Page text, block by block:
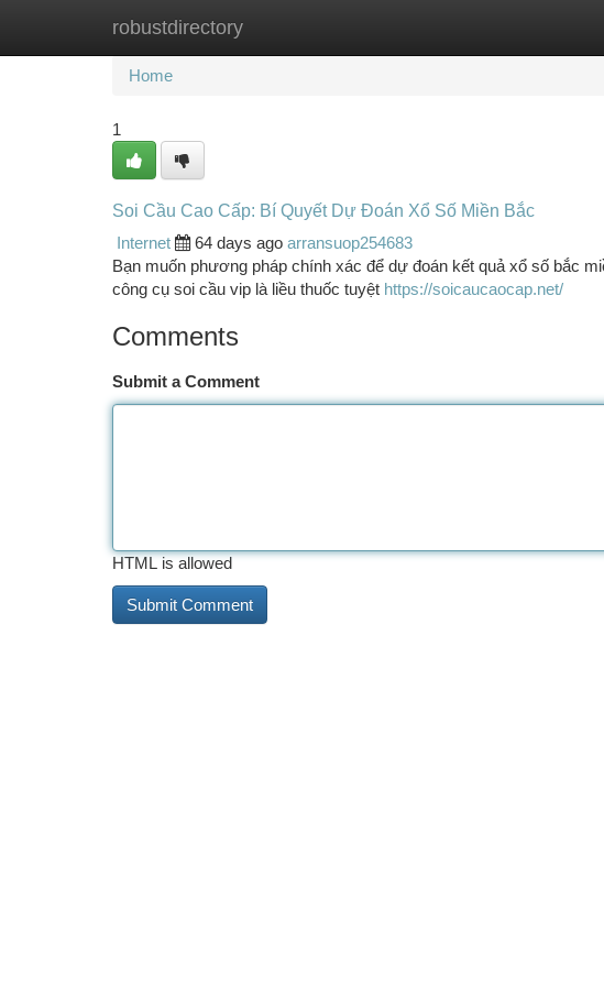
robustdirectory
Home New Site Listings
Home
1
Soi Cầu Cao Cấp: Bí Quyết Dự Đoán Xổ Số Miền Bắc
Internet
64 days ago arransuop254683
Bạn muốn phương pháp chính xác để dự đoán kết quả xổ số bắc
công cụ soi cầu vip là liều thuốc tuyệt https://soicaucaocap.net/
Comments
Submit a Comment
HTML is allowed